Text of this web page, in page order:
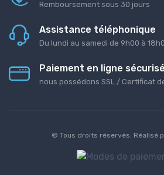
Remboursement sous 30 jours
Assistance téléphonique
Du lundi au samedi de 9h00 à
Paiement en ligne sécurisé
nous possédons SSL / Certificat
© Tous droits réservés. Réalisé